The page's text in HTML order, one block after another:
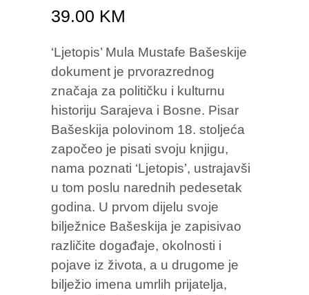
39.00 KM
‘Ljetopis’ Mula Mustafe Bašeskije
dokument je prvorazrednog
značaja za političku i kulturnu
historiju Sarajeva i Bosne. Pisar
Bašeskija polovinom 18. stoljeća
započeo je pisati svoju knjigu,
nama poznati ‘Ljetopis’, ustrajavši
u tom poslu narednih pedesetak
godina. U prvom dijelu svoje
bilježnice Bašeskija je zapisivao
različite događaje, okolnosti i
pojave iz života, a u drugome je
bilježio imena umrlih prijatelja,